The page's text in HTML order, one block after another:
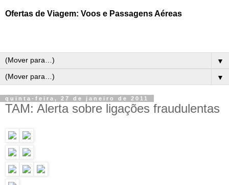
Ofertas de Viagem: Voos e Passagens Aéreas
▼
▼
quinta-feira, 27 de janeiro de 2011
TAM: Alerta sobre ligações fraudulentas